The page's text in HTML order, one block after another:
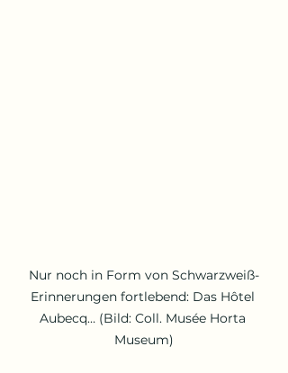
Nur noch in Form von Schwarzweiß-
Erinnerungen fortlebend: Das Hôtel
Aubecq… (Bild: Coll. Musée Horta
Museum)